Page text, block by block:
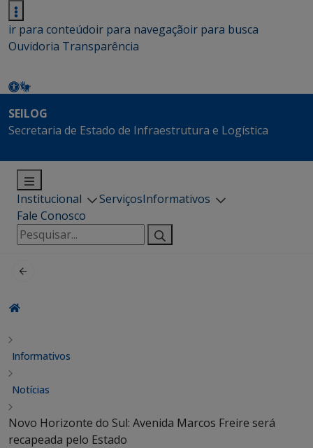
ir para conteúdoir para navegaçãoir para busca
Ouvidoria Transparência
SEILOG
Secretaria de Estado de Infraestrutura e Logística
Institucional ServiçosInformativos
Fale Conosco
Pesquisar
por:
Informativos
Notícias
Novo Horizonte do Sul: Avenida Marcos Freire será
recapeada pelo Estado